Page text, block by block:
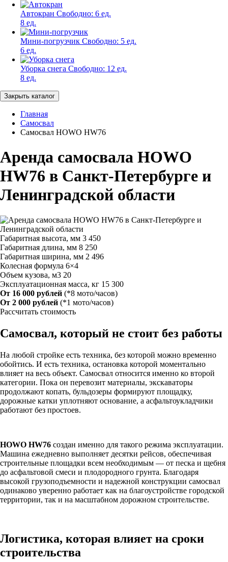
Автокран Свободно: 6 ед.
8 ед.
Мини-погрузчик Свободно: 5 ед.
6 ед.
Уборка снега Свободно: 12 ед.
8 ед.
Закрыть каталог
Главная
Самосвал
Самосвал HOWO HW76
Аренда самосвала HOWO
HW76 в Санкт-Петербурге и
Ленинградской области
Габаритная высота, мм 3 450
Габаритная длина, мм 8 250
Габаритная ширина, мм 2 496
Колесная формула 6×4
Объем кузова, м3 20
Эксплуатационная масса, кг 15 300
От 16 000 рублей (*8 мото/часов)
От 2 000 рублей (*1 мото/часов)
Рассчитать стоимость
Самосвал, который не стоит без работы
На любой стройке есть техника, без которой можно временно
обойтись. И есть техника, остановка которой моментально
влияет на весь объект. Самосвал относится именно ко второй
категории. Пока он перевозит материалы, экскаваторы
продолжают копать, бульдозеры формируют площадку,
дорожные катки уплотняют основание, а асфальтоукладчики
работают без простоев.
HOWO HW76 создан именно для такого режима эксплуатации.
Машина ежедневно выполняет десятки рейсов, обеспечивая
строительные площадки всем необходимым — от песка и щебня
до асфальтовой смеси и плодородного грунта. Благодаря
высокой грузоподъемности и надежной конструкции самосвал
одинаково уверенно работает как на благоустройстве городской
территории, так и на масштабном дорожном строительстве.
Логистика, которая влияет на сроки
строительства